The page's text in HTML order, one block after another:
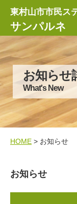
東村山市市民ス
サンパルネ
お知らせ
What's New
HOME > お知らせ
お知らせ